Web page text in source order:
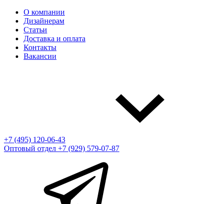
О компании
Дизайнерам
Статьи
Доставка и оплата
Контакты
Вакансии
+7 (495) 120-06-43
Оптовый отдел +7 (929) 579-07-87